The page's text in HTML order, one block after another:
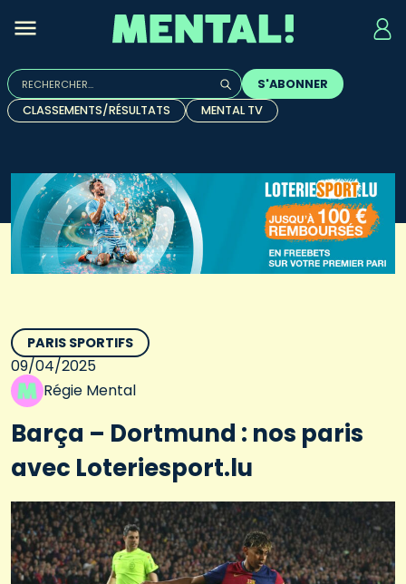
Rechercher :
Quand les résultats de l'auto-complétion sont
S'ABONNER
CLASSEMENTS/RÉSULTATS
MENTAL TV
PARIS SPORTIFS
09/04/2025
Régie Mental
Barça – Dortmund : nos paris
avec Loteriesport.lu